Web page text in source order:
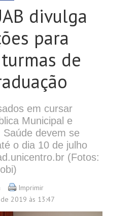
divulga
para
de
em cursar
Municipal e
Saúde devem se
o dia 10 de julho
(Fotos:
2019 às 13:47
Imprimir